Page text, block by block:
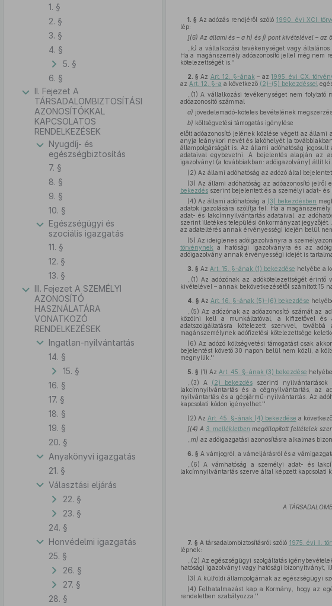
1. §
2. §
3. §
4. §
5. §
6. §
II. Fejezet A
TÁRSADALOMBIZTOSÍTÁSI
AZONOSÍTÓKKAL
KAPCSOLATOS
RENDELKEZÉSEK
Nyugdíj- és
egészségbiztosítás
7. §
8. §
9. §
10. §
Egészségügyi és
szociális igazgatás
11. §
12. §
13. §
III. Fejezet A SZEMÉLYI
AZONOSÍTÓ
HASZNÁLATÁRA
VONATKOZÓ
RENDELKEZÉSEK
Ingatlan-nyilvántartás
14. §
15. §
16. §
17. §
18. §
19. §
20. §
Anyakönyvi igazgatás
21. §
Választási eljárás
22. §
23. §
24. §
Honvédelmi igazgatás
25. §
26. §
27. §
28. §
1. § Az adózás rendjéről szóló 1990. évi XCI.
lép:
[(6) Az állami és – a h) és j) pont kivételével – az
k) a vállalkozási tevékenységet vagy általános
Ha a magánszemély adóazonosító jellel még
kötelezettségét is.''
2. § Az Art. 12. §-ának – az 1995. évi CX.
az Art. 12. §-a a következő (2)–(5) bekezdéssel
,,(1) A vállalkozási tevékenységet nem
adóazonosító számmal
a) jövedelemadó-köteles bevételének
b) költségvetési támogatás igénylése
előtt adóazonosító jelének közlése végett az
anyja leánykori nevét és lakóhelyét (a
állampolgárságát is. Az állami adóhatóság
adataival egybevetni. A bejelentés alapján az
igazolványt (a továbbiakban: adóigazolvány) állít ki.
(2) Az állami adóhatóság az adózó által
(3) Az állami adóhatóság az adóazonosító
bekezdésszerint bejelentett és a személyi adat- és
(4) Az állami adóhatóság a (3) bekezdésben
adatok igazolására szólítja fel. Ha a
adat- és lakcímnyilvántartás adataival, az
szerint illetékes települési önkormányzat
az adateltérés annak érvényességi idején belül
(5) Az ideiglenes adóigazolványra a
törvénynek a hatósági igazolványra és az
adóigazolvány annak érvényességi idejét is
3. § Az Art. 15. §-ának (1) bekezdése helyébe a
,,(1) Az adózónak az adókötelezettségét
kivételével – annak bekövetkezésétől számított 15
4. § Az Art. 16. §-ának (5)–(6) bekezdése
,,(5) Az adózónak az adóazonosító számát az
közölni kell a munkáltatóval, a kifizetővel és
adatszolgáltatásra kötelezett szervvel,
magánszemélynek adófizetési kötelezettsége
(6) Az adózó költségvetési támogatást csak
bejelentést követő 30 napon belül nem közli, a
megnyílik.''
5. § (1) Az Art. 45. §-ának (3) bekezdése
,,(3) A
(2) bekezdésszerinti nyilvántartások
lakcímnyilvántartás és a cégnyilvántartás, az
nyilvántartás és a gépjármű-nyilvántartás. Az
kapcsolati kódon igényelhet.''
(2) Az Art. 45. §-ának (4) bekezdése a következő
[(4) A 3. mellékletben megállapított feltételek
m) az adóigazgatási azonosításra alkalmas
6. § A vámjogról, a vámeljárásról és a
,,(6) A vámhatóság a személyi adat- és
lakcímnyilvántartás szerve által képzett kapcsolati
A
7. § A társadalombiztosításról szóló 1975. évi II.
lépnek:
,,(2) Az egészségügyi szolgáltatás
hatósági igazolványt vagy hatósági bizonyítványt,
(3) A külföldi állampolgárnak az egészségügyi
(4) Felhatalmazást kap a Kormány, hogy az
rendeletben szabályozza.''